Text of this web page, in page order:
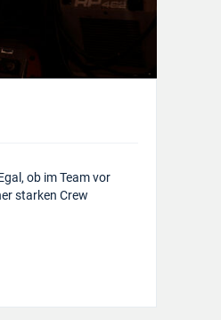
ob im Team vor
starken Crew